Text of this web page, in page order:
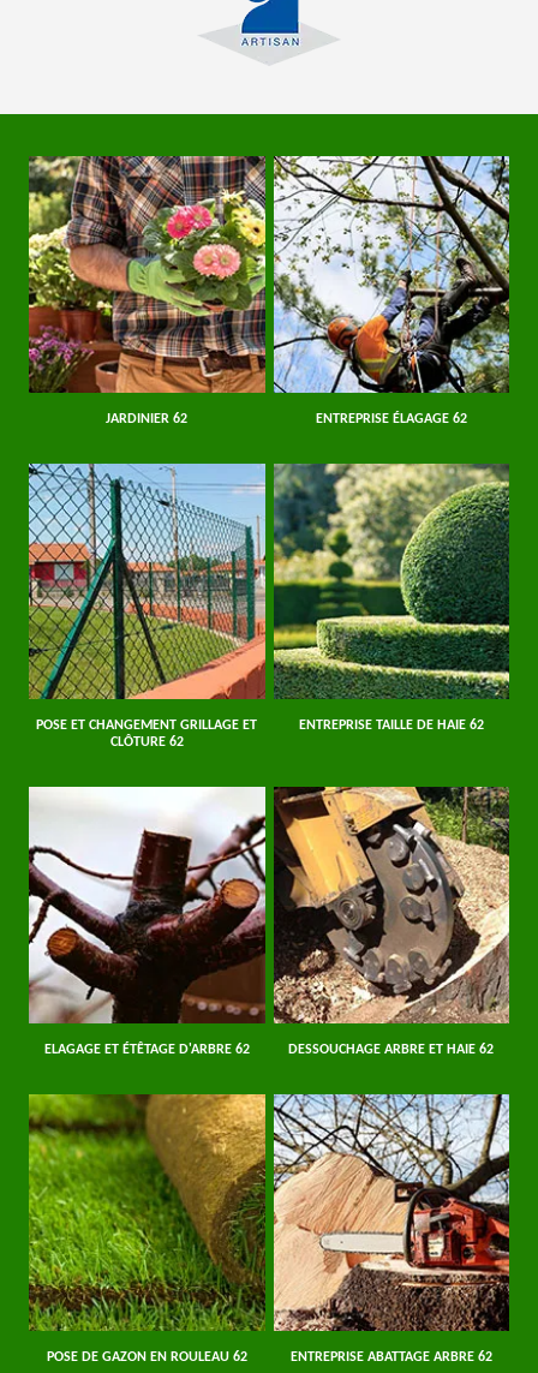
JARDINIER 62 ENTREPRISE ÉLAGAGE 62
POSE ET CHANGEMENT GRILLAGE ET
CLÔTURE 62
ENTREPRISE TAILLE DE HAIE 62
ELAGAGE ET ÉTÊTAGE D'ARBRE 62 DESSOUCHAGE ARBRE ET HAIE 62
POSE DE GAZON EN ROULEAU 62 ENTREPRISE ABATTAGE ARBRE 62